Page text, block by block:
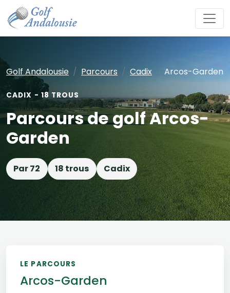
Golf Andalousie Parcours Cadix Arcos-Garden
CADIX - 18 TROUS
Parcours de golf Arcos-
Garden
Par 72 18 trous Cadix
LE PARCOURS
Arcos-Garden